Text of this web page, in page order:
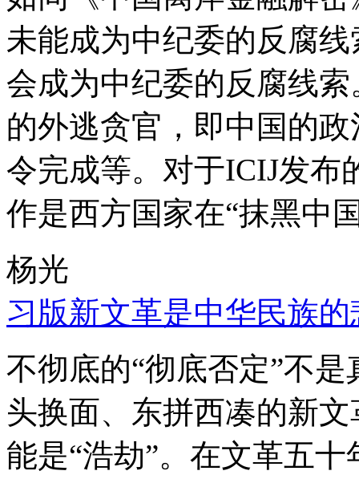
未能成为中纪委的反腐
会成为中纪委的反腐线
的外逃贪官，即中国的
令完成等。对于ICIJ发布
作是西方国家在“抹黑中
杨光
习版新文革是中华民族的
不彻底的“彻底否定”不
头换面、东拼西凑的新
能是“浩劫”。在文革五